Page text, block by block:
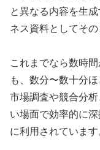
と異なる内容を生
ネス資料としてその
これまでなら数時
も、数分〜数十分
市場調査や競合分
い場面で効率的に
に利用されています